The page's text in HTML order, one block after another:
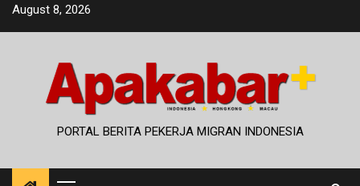
SkipAugust 8, 2026
PORTAL BERITA PEKERJA MIGRAN INDONESIA